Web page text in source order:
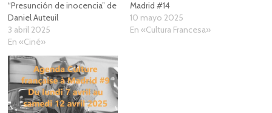
“Presunción de inocencia” de
Daniel Auteuil
3 abril 2025
En «Ciné»
Madrid #14
10 mayo 2025
En «Cultura Francesa»